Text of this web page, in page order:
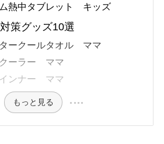
熱中タブレット キッズ
策グッズ10選
ークールタオル ママ
ーラー ママ
ンナー ママ
もっと見る